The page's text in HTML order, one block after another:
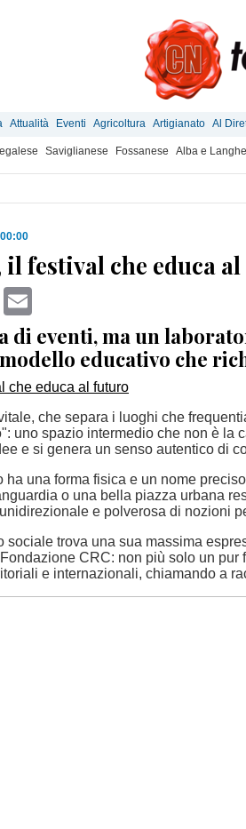
Attualità Eventi Agricoltura Artigianato Al
Saviglianese Fossanese Alba e Langhe
il festival che educa
WhatsApp
di eventi, ma un
educativo che
che separa i luoghi che
uno spazio intermedio che non è la
e si genera un senso autentico di
una forma fisica e un nome
o una bella piazza urbana
e polverosa di nozioni
sociale trova una sua massima
CRC: non più solo un
e internazionali, chiamando a